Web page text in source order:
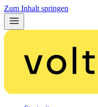
Zum Inhalt springen